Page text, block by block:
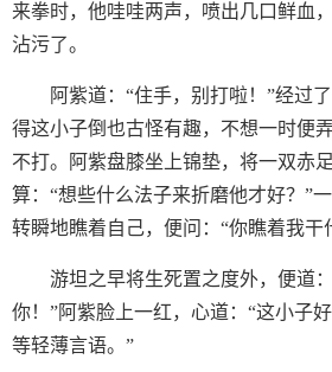
来拳时，他哇哇两声，喷出几口鲜血
沾污了。
阿紫道：“住手，别打啦！”经过
得这小子倒也古怪有趣，不想一时便
不打。阿紫盘膝坐上锦垫，将一双赤
算：“想些什么法子来折磨他才好？”
转瞬地瞧着自己，便问：“你瞧着我干
游坦之早将生死置之度外，便道
你！”阿紫脸上一红，心道：“这小子
等轻薄言语。”